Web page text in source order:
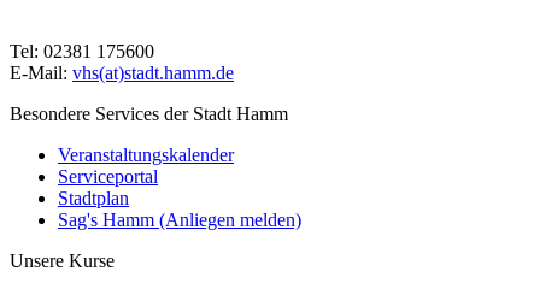
Tel: 02381 175600
E-Mail: vhs(at)stadt.hamm.de
Besondere Services der Stadt Hamm
Veranstaltungskalender
Serviceportal
Stadtplan
Sag's Hamm (Anliegen melden)
Unsere Kurse